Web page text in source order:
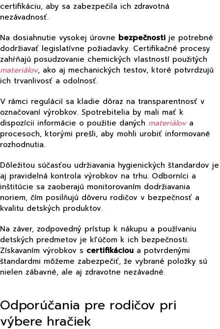
certifikáciu, aby sa zabezpečila ich zdravotná
nezávadnosť.
Na dosiahnutie vysokej úrovne bezpečnosti je potrebné
dodržiavať legislatívne požiadavky. Certifikačné procesy
zahŕňajú posudzovanie chemických vlastností použitých
materiálov, ako aj mechanických testov, ktoré potvrdzujú
ich trvanlivosť a odolnosť.
V rámci regulácií sa kladie dôraz na transparentnosť v
označovaní výrobkov. Spotrebitelia by mali mať k
dispozícii informácie o použitie daných materiálova
procesoch, ktorými prešli, aby mohli urobiť informované
rozhodnutia.
Dôležitou súčasťou udržiavania hygienických štandardov je
aj pravidelná kontrola výrobkov na trhu. Odborníci a
inštitúcie sa zaoberajú monitorovaním dodržiavania
noriem, čím posilňujú dôveru rodičov v bezpečnosť a
kvalitu detských produktov.
Na záver, zodpovedný prístup k nákupu a používaniu
detských predmetov je kľúčom k ich bezpečnosti.
Získavaním výrobkov s certifikáciou a potvrdenými
štandardmi môžeme zabezpečiť, že vybrané položky sú
nielen zábavné, ale aj zdravotne nezávadné.
Odporúčania pre rodičov pri
výbere hračiek